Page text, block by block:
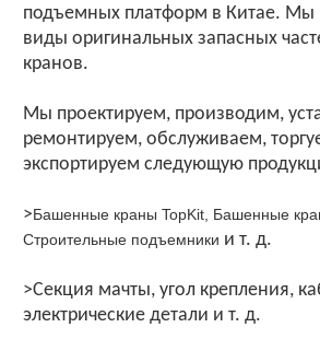
подъемных платформ в Китае. Мы
виды оригинальных запасных
кранов.
Мы проектируем, производим,
ремонтируем, обслуживаем,
экспортируем следующую
>Башенные краны TopKit, Башенные
Строительные подъемники и т. д.
>Секция мачты, угол крепления,
электрические детали и т. д.